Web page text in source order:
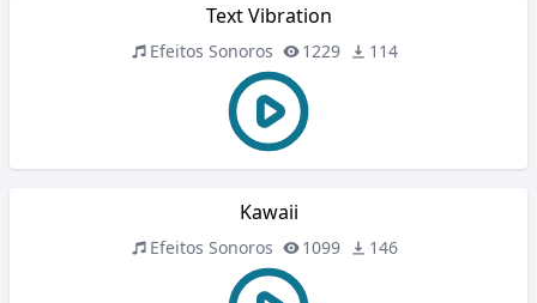
Text Vibration
Efeitos Sonoros 1229 114
Kawaii
Efeitos Sonoros 1099 146